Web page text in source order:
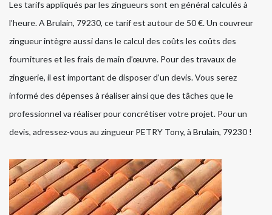
Les tarifs appliqués par les zingueurs sont en général calculés à
l’heure. A Brulain, 79230, ce tarif est autour de 50 €. Un couvreur
zingueur intègre aussi dans le calcul des coûts les coûts des
fournitures et les frais de main d’œuvre. Pour des travaux de
zinguerie, il est important de disposer d’un devis. Vous serez
informé des dépenses à réaliser ainsi que des tâches que le
professionnel va réaliser pour concrétiser votre projet. Pour un
devis, adressez-vous au zingueur PETRY Tony, à Brulain, 79230 !